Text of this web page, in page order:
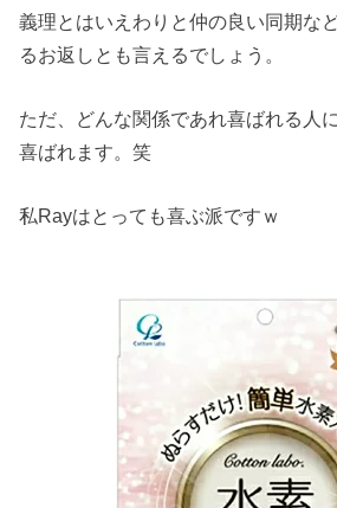
義理とはいえわりと仲の良い同期な
るお返しとも言えるでしょう。
ただ、どんな関係であれ喜ばれる人
喜ばれます。笑
私Rayはとっても喜ぶ派ですｗ